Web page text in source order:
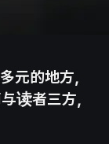
元的地方，
读者三方，